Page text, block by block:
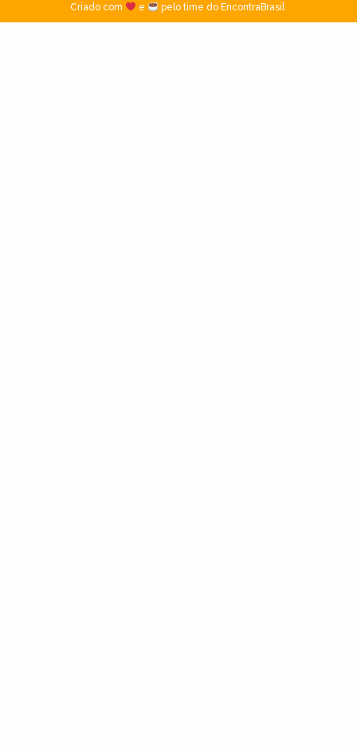
Criado com
e pelo time do EncontraBrasil